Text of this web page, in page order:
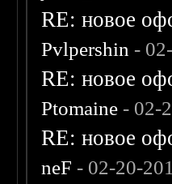
RE: новое
Pvlpershin -
RE: новое
Ptomaine - 02-
RE: новое
neF - 02-20-